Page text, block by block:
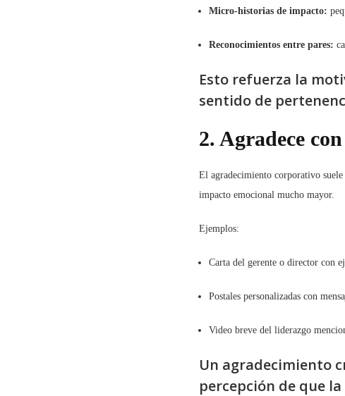
Micro-historias de impacto:
Reconocimientos entre pares:
Esto refuerza la
sentido de
2. Agradece
El agradecimiento corporativo
impacto emocional mucho mayor.
Ejemplos:
Carta del gerente o director con
Postales personalizadas con
Video breve del liderazgo
Un agradecimiento
percepción de que